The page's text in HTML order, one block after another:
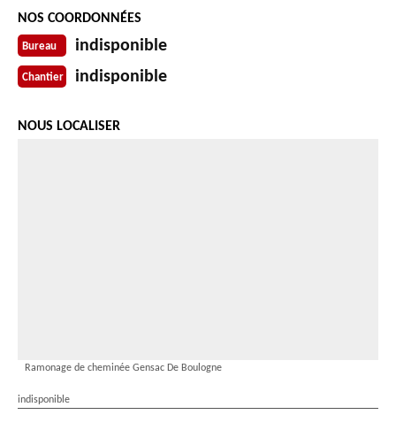
NOS COORDONNÉES
Bureau indisponible
Chantier indisponible
NOUS LOCALISER
Ramonage de cheminée Gensac De Boulogne
indisponible